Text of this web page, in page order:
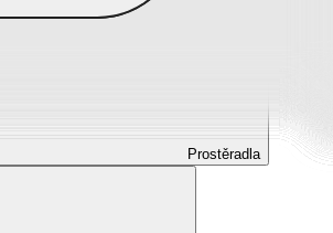
Prostěradla